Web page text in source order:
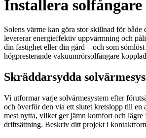
Installera
Solens värme kan göra stor skillnad för
levererar energieffektiv uppvärmning och
din fastighet eller din gård – och som
högpresterande vakuumrörsolfångare
Skräddarsydda
Vi utformar varje solvärmesystem efter
och överför den via ett slutet kretslopp till en
mest nytta, vilket ger jämn komfort och
driftsättning. Beskriv ditt projekt i